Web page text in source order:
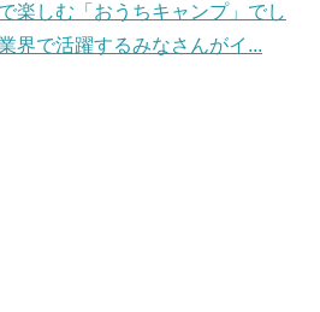
楽しむ「おうちキャンプ」でし
界で活躍するみなさんがイ...